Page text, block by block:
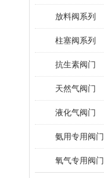
放料阀系列
柱塞阀系列
抗生素阀门
天然气阀门
液化气阀门
氨用专用阀门
氧气专用阀门